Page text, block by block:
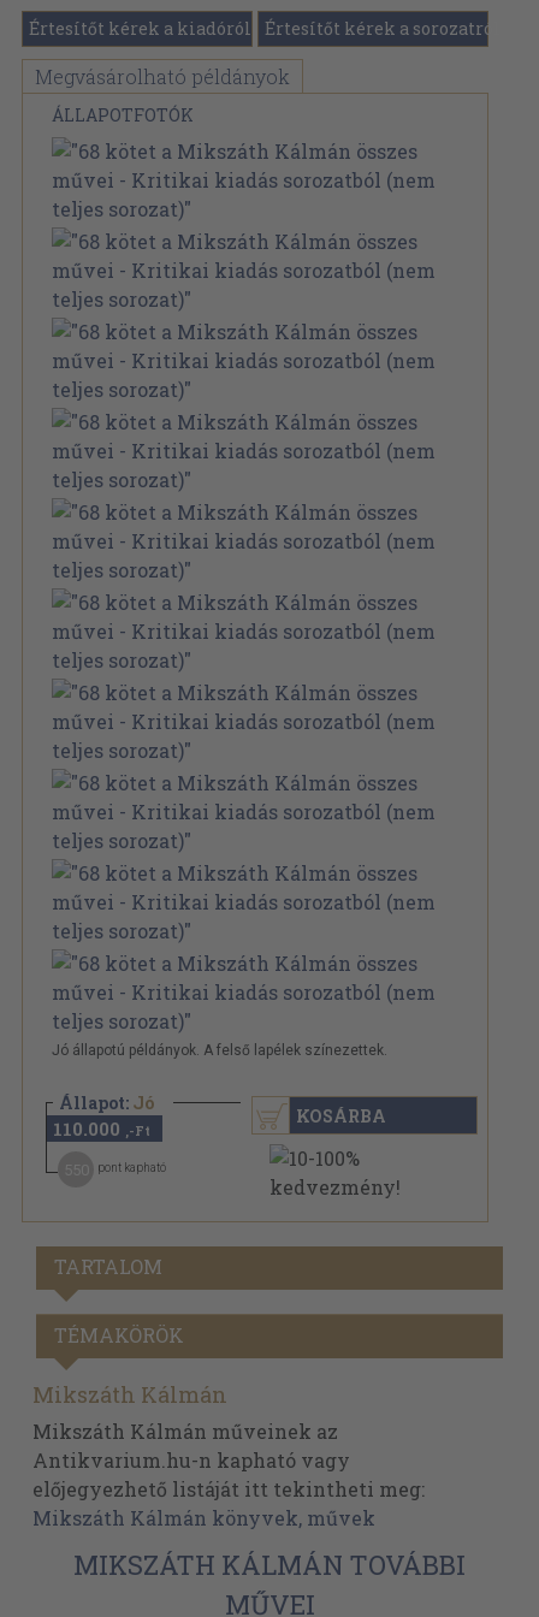
Értesítőt kérek a kiadóról Értesítőt kérek a sorozatról
Megvásárolható példányok
ÁLLAPOTFOTÓK
Jó állapotú példányok. A felső lapélek színezettek.
Állapot: Jó
110.000 ,-Ft
pont kapható
KOSÁRBA
TARTALOM
TÉMAKÖRÖK
Mikszáth Kálmán
Mikszáth Kálmán műveinek az
Antikvarium.hu-n kapható vagy
előjegyezhető listáját itt tekintheti meg:
Mikszáth Kálmán könyvek, művek
MIKSZÁTH KÁLMÁN TOVÁBBI
MŰVEI